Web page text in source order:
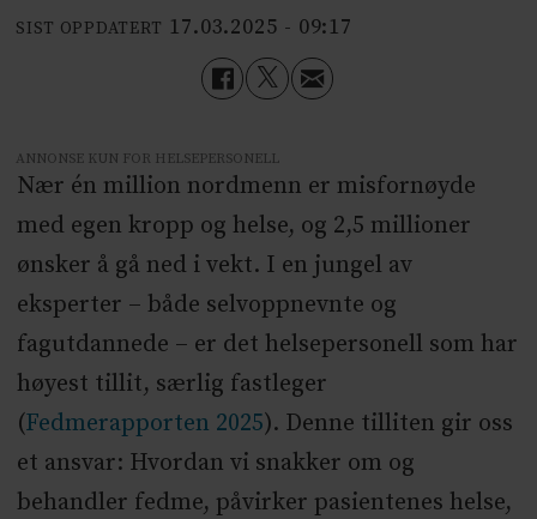
SIST OPPDATERT 17.03.2025 - 09:17
ANNONSE KUN FOR HELSEPERSONELL
Nær én million nordmenn er misfornøyde
med egen kropp og helse, og 2,5 millioner
ønsker å gå ned i vekt. I en jungel av
eksperter – både selvoppnevnte og
fagutdannede – er det helsepersonell som har
høyest tillit, særlig fastleger
(Fedmerapporten 2025). Denne tilliten gir oss
et ansvar: Hvordan vi snakker om og
behandler fedme, påvirker pasientenes helse,